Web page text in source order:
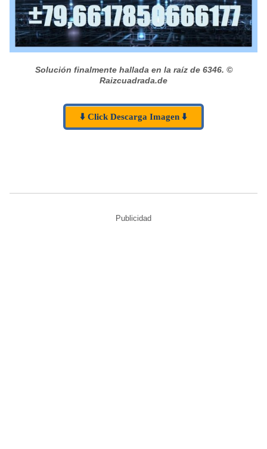
Solución finalmente hallada en la raíz de 6346. ©
Raizcuadrada.de
⬇️ Click Descarga Imagen ⬇️
Publicidad